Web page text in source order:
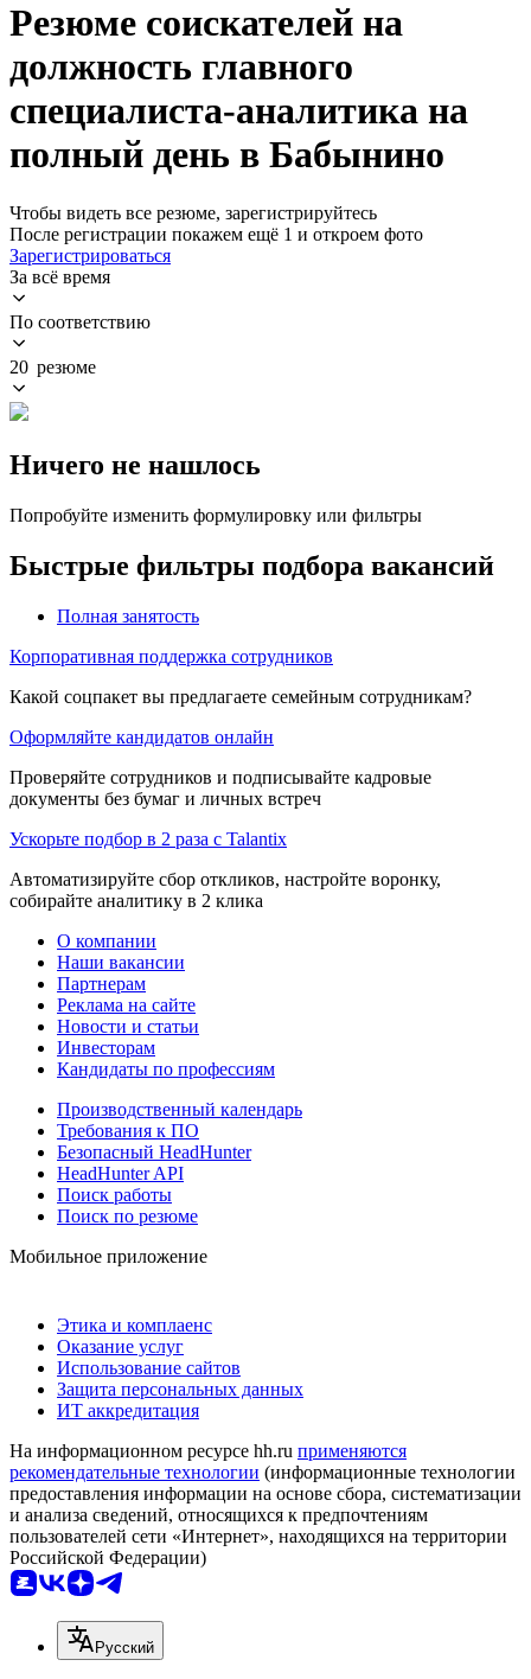
Резюме соискателей на
должность главного
специалиста-аналитика на
полный день в Бабынино
Чтобы видеть все резюме, зарегистрируйтесь
После регистрации покажем ещё 1 и откроем фото
Зарегистрироваться
За всё время
По соответствию
20 резюме
Ничего не нашлось
Попробуйте изменить формулировку или фильтры
Быстрые фильтры подбора вакансий
Полная занятость
Корпоративная поддержка сотрудников
Какой соцпакет вы предлагаете семейным сотрудникам?
Оформляйте кандидатов онлайн
Проверяйте сотрудников и подписывайте кадровые
документы без бумаг и личных встреч
Ускорьте подбор в 2 раза с Talantix
Автоматизируйте сбор откликов, настройте воронку,
собирайте аналитику в 2 клика
О компании
Наши вакансии
Партнерам
Реклама на сайте
Новости и статьи
Инвесторам
Кандидаты по профессиям
Производственный календарь
Требования к ПО
Безопасный HeadHunter
HeadHunter API
Поиск работы
Поиск по резюме
Мобильное приложение
Этика и комплаенс
Оказание услуг
Использование сайтов
Защита персональных данных
ИТ аккредитация
На информационном ресурсе hh.ru применяются
рекомендательные технологии (информационные технологии
предоставления информации на основе сбора, систематизации
и анализа сведений, относящихся к предпочтениям
пользователей сети «Интернет», находящихся на территории
Российской Федерации)
Русский